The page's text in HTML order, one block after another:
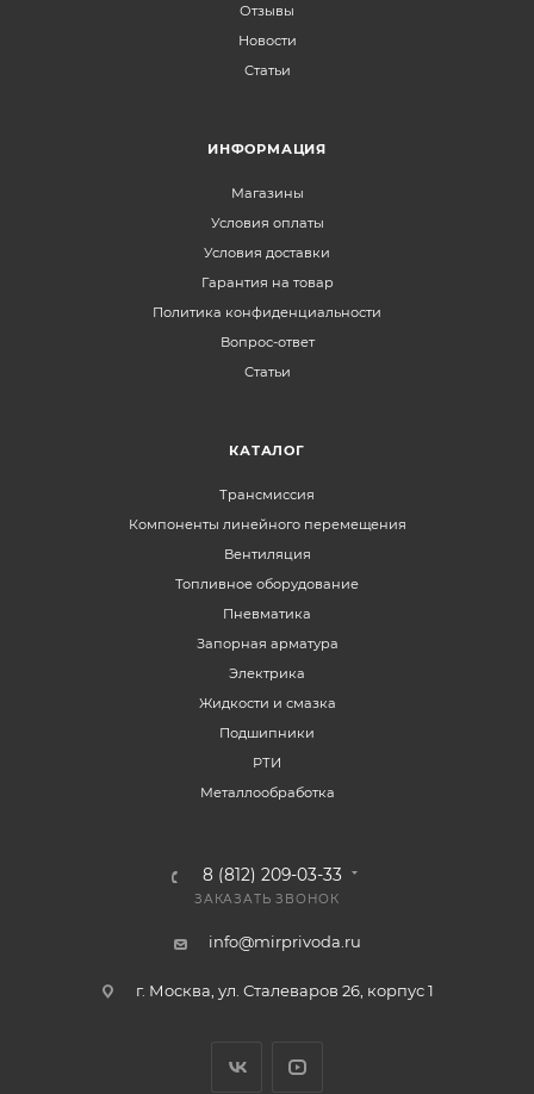
Отзывы
Новости
Статьи
ИНФОРМАЦИЯ
Магазины
Условия оплаты
Условия доставки
Гарантия на товар
Политика конфиденциальности
Вопрос-ответ
Статьи
КАТАЛОГ
Трансмиссия
Компоненты линейного перемещения
Вентиляция
Топливное оборудование
Пневматика
Запорная арматура
Электрика
Жидкости и смазка
Подшипники
РТИ
Металлообработка
8 (812) 209-03-33
ЗАКАЗАТЬ ЗВОНОК
info@mirprivoda.ru
г. Москва, ул. Сталеваров 26, корпус 1